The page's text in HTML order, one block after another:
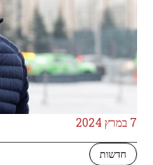
7 במרץ 2024
חדשות